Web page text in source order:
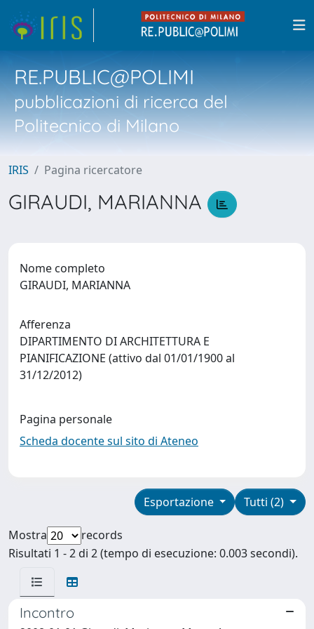
RE.PUBLIC@POLIMI
pubblicazioni di ricerca del
Politecnico di Milano
IRIS Pagina ricercatore
GIRAUDI, MARIANNA
Nome completo
GIRAUDI, MARIANNA
Afferenza
DIPARTIMENTO DI ARCHITETTURA E
PIANIFICAZIONE (attivo dal 01/01/1900 al
31/12/2012)
Pagina personale
Scheda docente sul sito di Ateneo
Tutti (2)
Esportazione
Mostra
records
Risultati 1 - 2 di 2 (tempo di esecuzione: 0.003 secondi).
Incontro